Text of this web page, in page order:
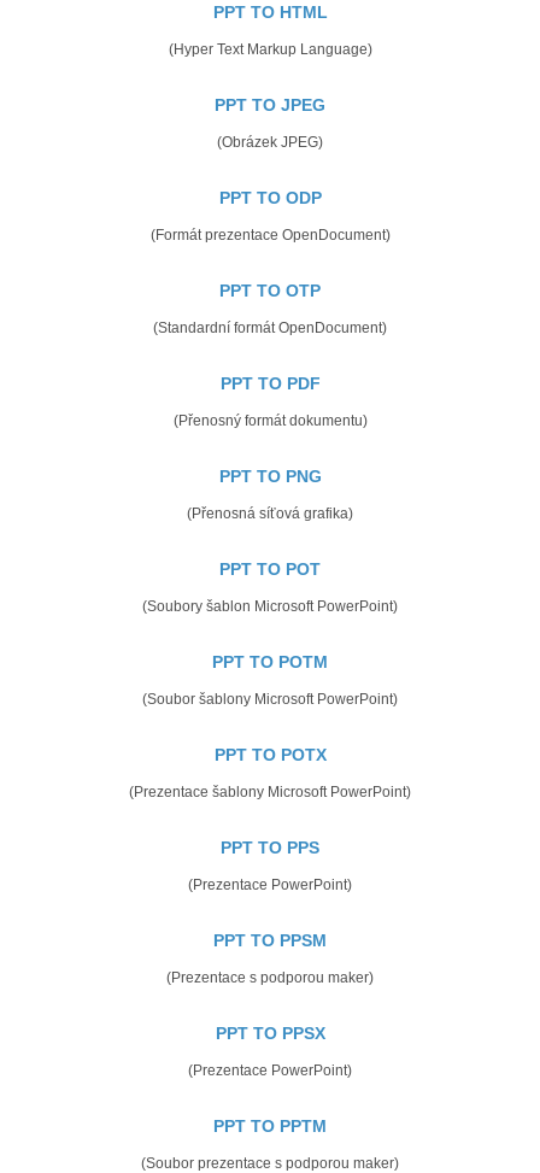
PPT TO HTML
(Hyper Text Markup Language)
PPT TO JPEG
(Obrázek JPEG)
PPT TO ODP
(Formát prezentace OpenDocument)
PPT TO OTP
(Standardní formát OpenDocument)
PPT TO PDF
(Přenosný formát dokumentu)
PPT TO PNG
(Přenosná síťová grafika)
PPT TO POT
(Soubory šablon Microsoft PowerPoint)
PPT TO POTM
(Soubor šablony Microsoft PowerPoint)
PPT TO POTX
(Prezentace šablony Microsoft PowerPoint)
PPT TO PPS
(Prezentace PowerPoint)
PPT TO PPSM
(Prezentace s podporou maker)
PPT TO PPSX
(Prezentace PowerPoint)
PPT TO PPTM
(Soubor prezentace s podporou maker)